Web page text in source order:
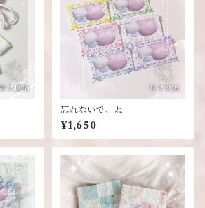
忘れないで、ね
¥1,650